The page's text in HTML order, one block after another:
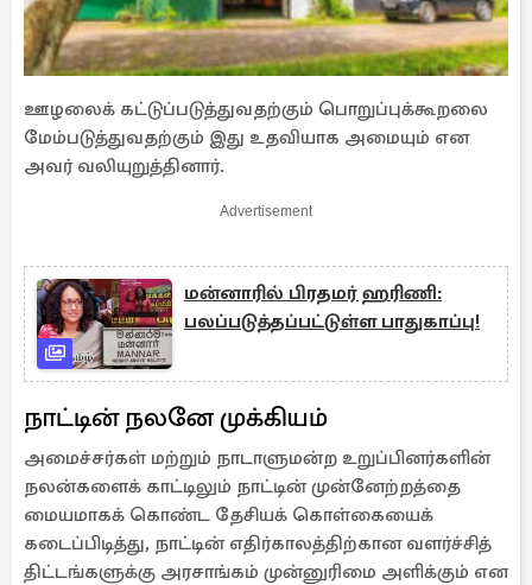
ஊழலைக் கட்டுப்படுத்துவதற்கும் பொறுப்புக்கூறலை
மேம்படுத்துவதற்கும் இது உதவியாக அமையும் என
அவர் வலியுறுத்தினார்.
Advertisement
மன்னாரில் பிரதமர் ஹரிணி:
பலப்படுத்தப்பட்டுள்ள பாதுகாப்பு!
நாட்டின் நலனே முக்கியம்
அமைச்சர்கள் மற்றும் நாடாளுமன்ற உறுப்பினர்களின்
நலன்களைக் காட்டிலும் நாட்டின் முன்னேற்றத்தை
மையமாகக் கொண்ட தேசியக் கொள்கையைக்
கடைப்பிடித்து, நாட்டின் எதிர்காலத்திற்கான வளர்ச்சித்
திட்டங்களுக்கு அரசாங்கம் முன்னுரிமை அளிக்கும் என